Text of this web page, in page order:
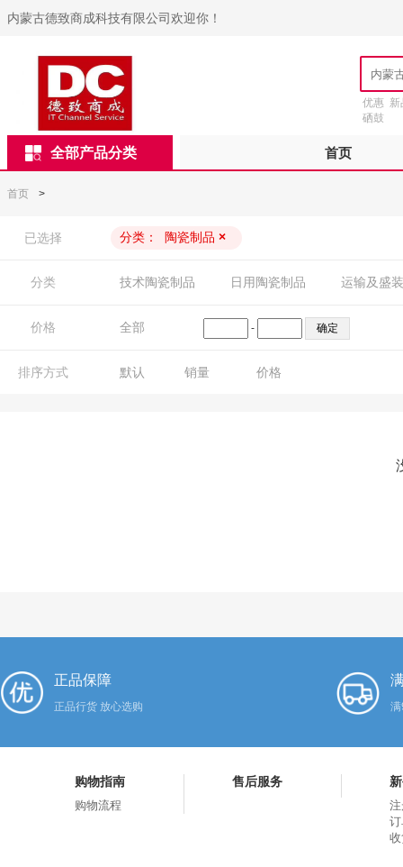
内蒙古德致商成科技有限公司欢迎你！
优惠 新
硒鼓
全部产品分类 首页
首页 >
已选择 分类： 陶瓷制品 ×
分类 技术陶瓷制品 日用陶瓷制品 运输及盛
价格 全部 -
排序方式 默认 销量 价格
正品保障
正品行货 放心选购
购物指南
购物流程
售后服务